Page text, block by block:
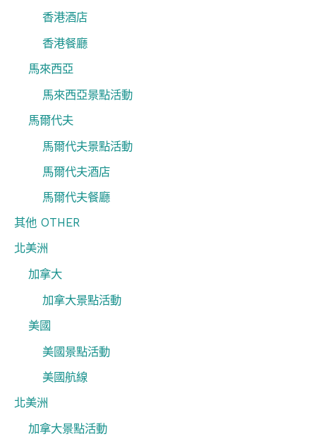
香港酒店
香港餐廳
馬來西亞
馬來西亞景點活動
馬爾代夫
馬爾代夫景點活動
馬爾代夫酒店
馬爾代夫餐廳
其他 OTHER
北美洲
加拿大
加拿大景點活動
美國
美國景點活動
美國航線
北美洲
加拿大景點活動